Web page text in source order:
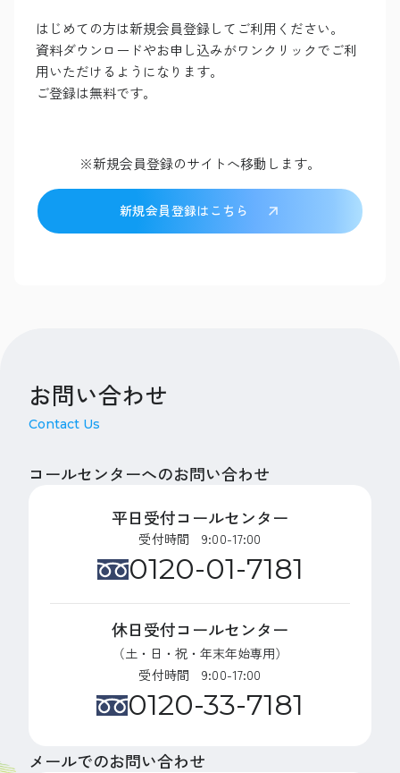
はじめての方は新規会員登録してご利用ください。
資料ダウンロードやお申し込みがワンクリックでご利
用いただけるようになります。
ご登録は無料です。
※新規会員登録のサイトへ移動します。
新規会員登録はこちら
お問い合わせ
Contact Us
コールセンターへのお問い合わせ
平日受付コールセンター
受付時間 9:00-17:00
0120-01-7181
休日受付コールセンター
（土・日・祝・年末年始専用）
受付時間 9:00-17:00
0120-33-7181
メールでのお問い合わせ